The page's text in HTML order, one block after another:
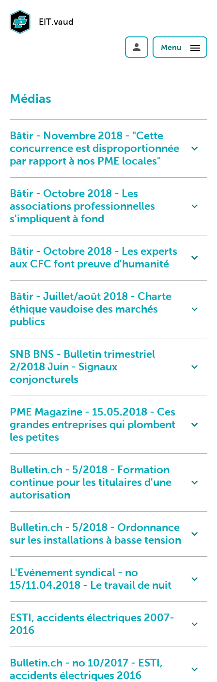
EIT.vaud
Menu
Médias
Bâtir - Novembre 2018 - "Cette
concurrence est disproportionnée
par rapport à nos PME locales"
Bâtir - Octobre 2018 - Les
associations professionnelles
s'impliquent à fond
Bâtir - Octobre 2018 - Les experts
aux CFC font preuve d'humanité
Bâtir - Juillet/août 2018 - Charte
éthique vaudoise des marchés
publics
SNB BNS - Bulletin trimestriel
2/2018 Juin - Signaux
conjoncturels
PME Magazine - 15.05.2018 - Ces
grandes entreprises qui plombent
les petites
Bulletin.ch - 5/2018 - Formation
continue pour les titulaires d'une
autorisation
Bulletin.ch - 5/2018 - Ordonnance
sur les installations à basse tension
L'Evénement syndical - no
15/11.04.2018 - Le travail de nuit
ESTI, accidents électriques 2007-
2016
Bulletin.ch - no 10/2017 - ESTI,
accidents électriques 2016